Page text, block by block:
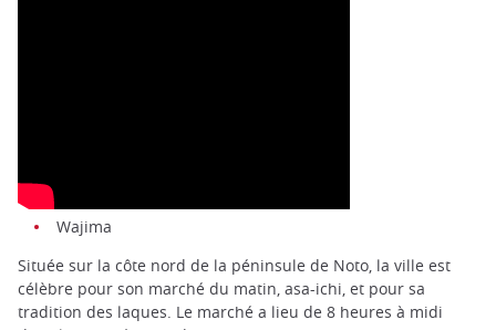
Wajima
Située sur la côte nord de la péninsule de Noto, la ville est
célèbre pour son marché du matin, asa-ichi, et pour sa
tradition des laques. Le marché a lieu de 8 heures à midi